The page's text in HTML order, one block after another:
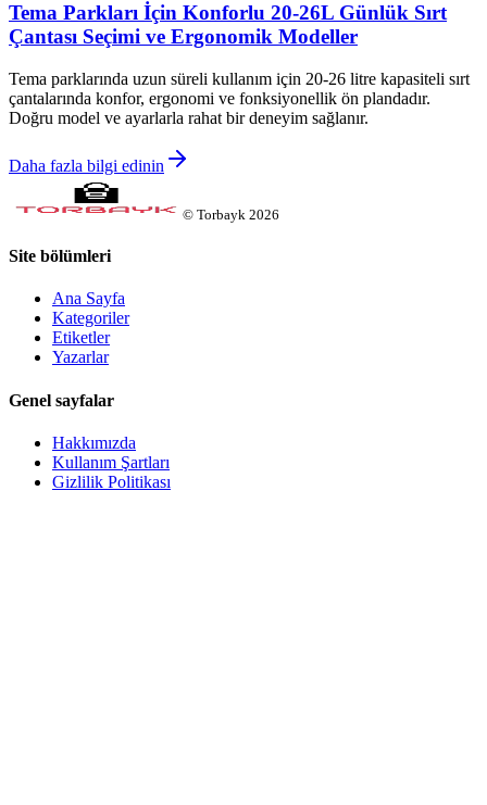
Tema Parkları İçin Konforlu 20-26L Günlük Sırt
Çantası Seçimi ve Ergonomik Modeller
Tema parklarında uzun süreli kullanım için 20-26 litre kapasiteli sırt
çantalarında konfor, ergonomi ve fonksiyonellik ön plandadır.
Doğru model ve ayarlarla rahat bir deneyim sağlanır.
Daha fazla bilgi edinin
© Torbayk 2026
Site bölümleri
Ana Sayfa
Kategoriler
Etiketler
Yazarlar
Genel sayfalar
Hakkımızda
Kullanım Şartları
Gizlilik Politikası